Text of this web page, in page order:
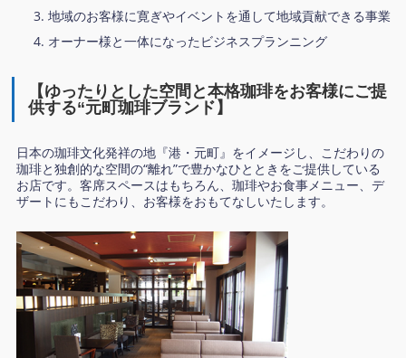
地域のお客様に寛ぎやイベントを通して地域貢献できる事業
オーナー様と一体になったビジネスプランニング
【ゆったりとした空間と本格珈琲をお客様にご提
供する“元町珈琲ブランド】
日本の珈琲文化発祥の地『港・元町』をイメージし、こだわりの
珈琲と独創的な空間の“離れ”で豊かなひとときをご提供している
お店です。客席スペースはもちろん、珈琲やお食事メニュー、デ
ザートにもこだわり、お客様をおもてなしいたします。